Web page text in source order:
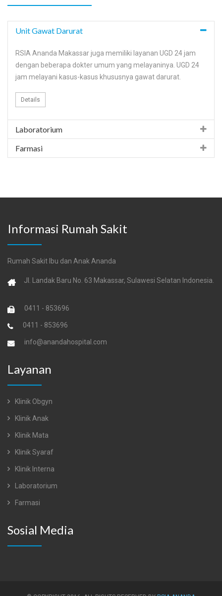
Unit Gawat Darurat
RSIA Ananda Makassar juga memiliki layanan UGD 24 jam
dengan beberapa dokter umum yang melayaninya. UGD 24
jam melayani kasus-kasus khususnya gawat darurat.
Details
Laboratorium
Farmasi
Informasi Rumah Sakit
Rumah Sakit Ibu dan Anak Ananda
Jl. Landak Baru No. 63 Makassar, Sulawesi Selatan Indonesia.
0411 - 853696
0411 - 853696
info@anandahospital.com
Layanan
Klinik Obgyn
Klinik Anak
Klinik Mata
Klinik Syaraf
Klinik Interna
Laboratorium
Farmasi
Sosial Media